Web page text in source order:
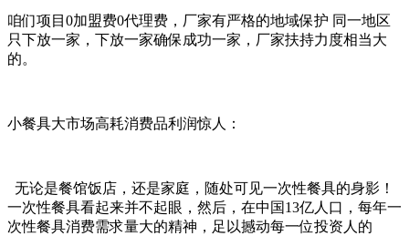
咱们项目0加盟费0代理费，厂家有严格的地域保护 同一地区
只下放一家，下放一家确保成功一家，厂家扶持力度相当大
的。
小餐具大市场高耗消费品利润惊人：
无论是餐馆饭店，还是家庭，随处可见一次性餐具的身影！
一次性餐具看起来并不起眼，然后，在中国13亿人口，每年一
次性餐具消费需求量大的精神，足以撼动每一位投资人的